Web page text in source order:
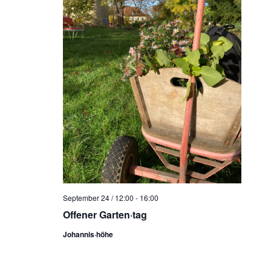
Offener Garten·tag
September 24 / 12:00 - 16:00
Johannis·höhe